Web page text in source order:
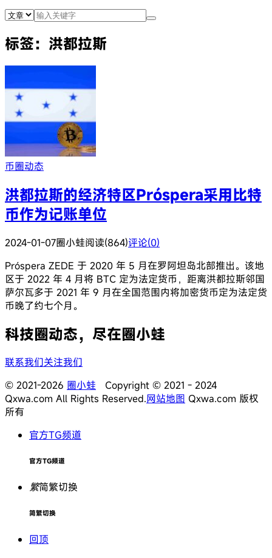
标签：洪都拉斯
币圈动态
洪都拉斯的经济特区Próspera采用比特
币作为记账单位
2024-01-07圈小蛙阅读(864)评论(0)
Próspera ZEDE 于 2020 年 5 月在罗阿坦岛北部推出。该地
区于 2022 年 4 月将 BTC 定为法定货币，距离洪都拉斯邻国
萨尔瓦多于 2021 年 9 月在全国范围内将加密货币定为法定货
币晚了约七个月。
科技圈动态，尽在圈小蛙
联系我们关注我们
© 2021-2026 圈小蛙 Copyright © 2021 - 2024
Qxwa.com All Rights Reserved.网站地图 Qxwa.com 版权
所有
官方TG频道
官方TG频道
繁简繁切换
简繁切换
回顶